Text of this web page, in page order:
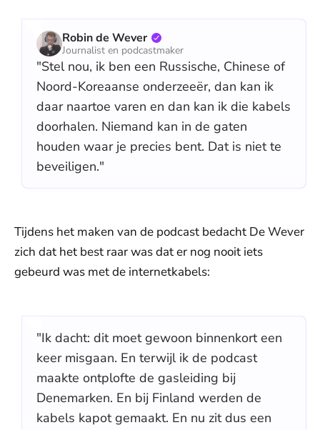
Robin de Wever
Journalist en podcastmaker
"Stel nou, ik ben een Russische, Chinese of
Noord-Koreaanse onderzeeër, dan kan ik
daar naartoe varen en dan kan ik die kabels
doorhalen. Niemand kan in de gaten
houden waar je precies bent. Dat is niet te
beveiligen."
Tijdens het maken van de podcast bedacht De Wever
zich dat het best raar was dat er nog nooit iets
gebeurd was met de internetkabels:
"Ik dacht: dit moet gewoon binnenkort een
keer misgaan. En terwijl ik de podcast
maakte ontplofte de gasleiding bij
Denemarken. En bij Finland werden de
kabels kapot gemaakt. En nu zit dus een